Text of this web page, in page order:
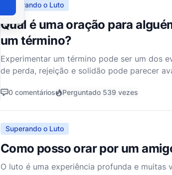
Superando o Luto
Qual é uma oração para
um término?
Experimentar um término pode ser um dos
de perda, rejeição e solidão pode parecer
0 comentários Perguntado 539 vezes
Superando o Luto
Como posso orar por um
O luto é uma experiência profunda e muitas